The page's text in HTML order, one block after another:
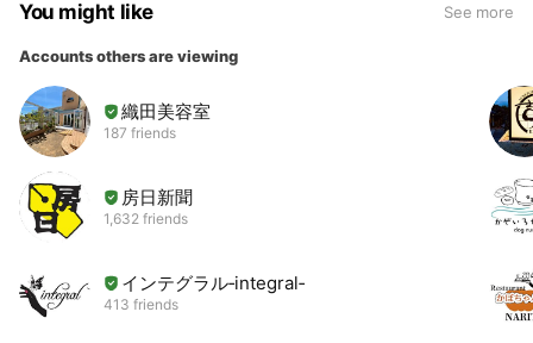
You might like See more
Accounts others are viewing
織田美容室
187 friends
房日新聞
1,632 friends
インテグラル‐integral‐
413 friends